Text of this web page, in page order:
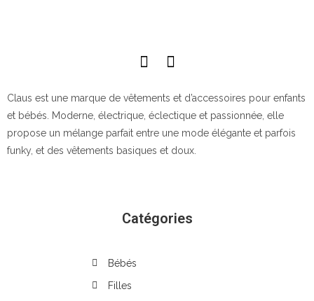
Claus est une marque de vêtements et d’accessoires pour enfants
et bébés. Moderne, électrique, éclectique et passionnée, elle
propose un mélange parfait entre une mode élégante et parfois
funky, et des vêtements basiques et doux.
Catégories
Bébés
Filles